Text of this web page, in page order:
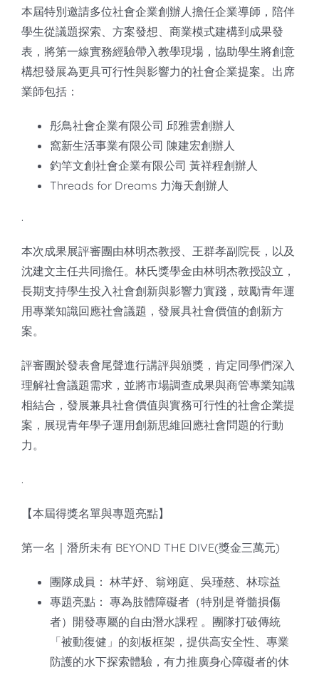
本屆特別邀請多位社會企業創辦人擔任企業導師，陪伴
學生從議題探索、方案發想、商業模式建構到成果發
表，將第一線實務經驗帶入教學現場，協助學生將創意
構想發展為更具可行性與影響力的社會企業提案。出席
業師包括：
彤鳥社會企業有限公司 邱雅雲創辦人
窩新生活事業有限公司 陳建宏創辦人
釣竿文創社會企業有限公司 黃祥程創辦人
Threads for Dreams 力海天創辦人
.
本次成果展評審團由林明杰教授、王群孝副院長，以及
沈建文主任共同擔任。林氏獎學金由林明杰教授設立，
長期支持學生投入社會創新與影響力實踐，鼓勵青年運
用專業知識回應社會議題，發展具社會價值的創新方
案。
評審團於發表會尾聲進行講評與頒獎，肯定同學們深入
理解社會議題需求，並將市場調查成果與商管專業知識
相結合，發展兼具社會價值與實務可行性的社會企業提
案，展現青年學子運用創新思維回應社會問題的行動
力。
.
【本屆得獎名單與專題亮點】
第一名｜潛所未有 BEYOND THE DIVE(獎金三萬元)
團隊成員： 林芊妤、翁翊庭、吳瑾慈、林琮益
專題亮點： 專為肢體障礙者（特別是脊髓損傷
者）開發專屬的自由潛水課程 。團隊打破傳統
「被動復健」的刻板框架，提供高安全性、專業
防護的水下探索體驗，有力推廣身心障礙者的休